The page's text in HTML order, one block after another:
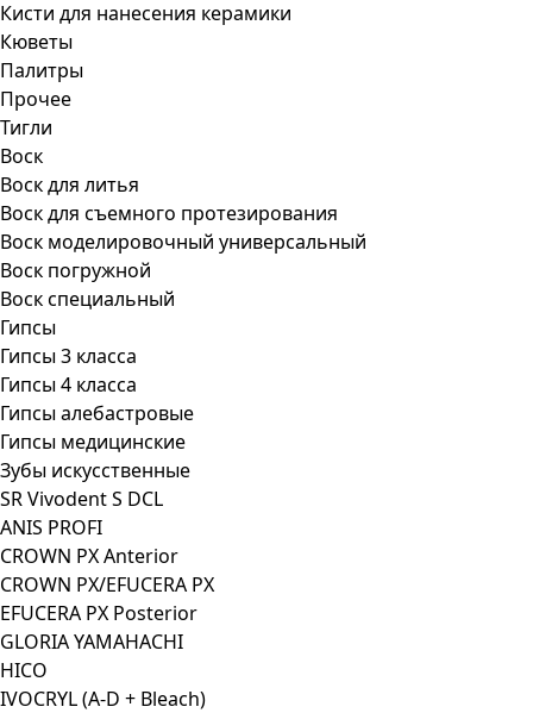
Кисти для нанесения керамики
Кюветы
Палитры
Прочее
Тигли
Воск
Воск для литья
Воск для съемного протезирования
Воск моделировочный универсальный
Воск погружной
Воск специальный
Гипсы
Гипсы 3 класса
Гипсы 4 класса
Гипсы алебастровые
Гипсы медицинские
Зубы искусственные
SR Vivodent S DCL
ANIS PROFI
CROWN PX Anterior
CROWN PX/EFUCERA PX
EFUCERA PX Posterior
GLORIA YAMAHACHI
HICO
IVOCRYL (A-D + Bleach)